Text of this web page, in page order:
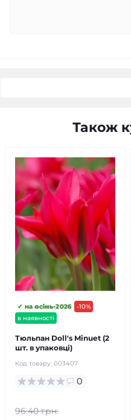
Також
-10%
в наявності
✓ на осінь-2026
Тюльпан Doll's Minuet (2
шт. в упаковці)
Код товару: 003407
0
96.40 грн.